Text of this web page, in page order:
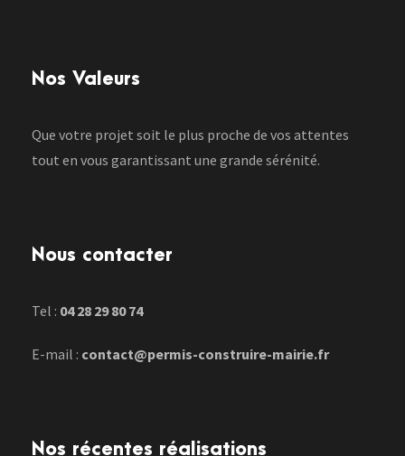
Nos Valeurs
Que votre projet soit le plus proche de vos attentes
tout en vous garantissant une grande sérénité.
Nous contacter
Tel : 04 28 29 80 74
E-mail : contact@permis-construire-mairie.fr
Nos récentes réalisations